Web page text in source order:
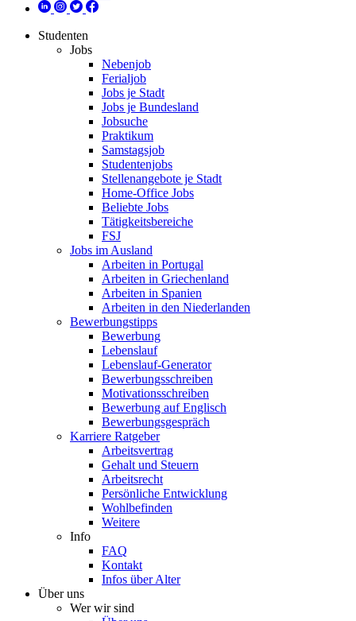
Studenten
Jobs
Nebenjob
Ferialjob
Jobs je Stadt
Jobs je Bundesland
Jobsuche
Praktikum
Samstagsjob
Studentenjobs
Stellenangebote je Stadt
Home-Office Jobs
Beliebte Jobs
Tätigkeitsbereiche
FSJ
Jobs im Ausland
Arbeiten in Portugal
Arbeiten in Griechenland
Arbeiten in Spanien
Arbeiten in den Niederlanden
Bewerbungstipps
Bewerbung
Lebenslauf
Lebenslauf-Generator
Bewerbungsschreiben
Motivationsschreiben
Bewerbung auf Englisch
Bewerbungsgespräch
Karriere Ratgeber
Arbeitsvertrag
Gehalt und Steuern
Arbeitsrecht
Persönliche Entwicklung
Wohlbefinden
Weitere
Info
FAQ
Kontakt
Infos über Alter
Über uns
Wer wir sind